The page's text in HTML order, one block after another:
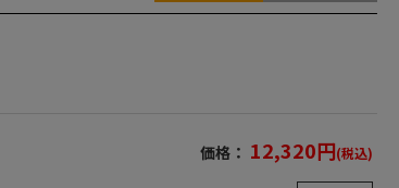
価格： 12,320円(税込)